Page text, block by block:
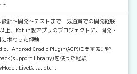
～開発～テストまで一気通貫での開発経験
、Kotlin製アプリのプロジェクトに、開発・
携わった経験
Android Gradle Plugin(AGP)に関する理解
librariy)を使った経験
LiveData, etc ...